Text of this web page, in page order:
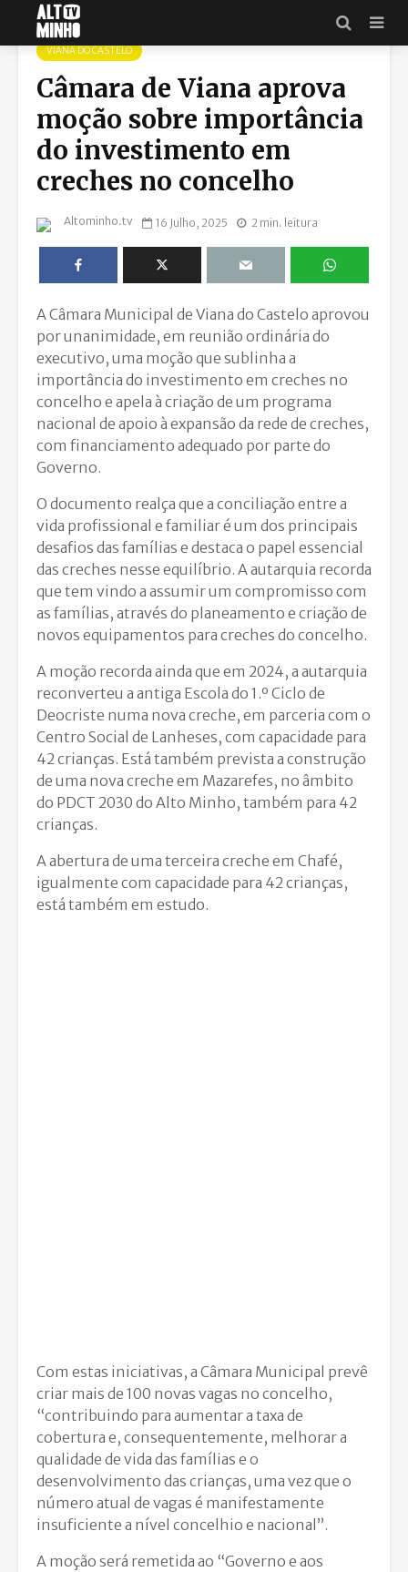
VIANA DO CASTELO
Câmara de Viana aprova
moção sobre importância
do investimento em
creches no concelho
Altominho.tv 16 Julho, 2025 2 min. leitura
A Câmara Municipal de Viana do Castelo aprovou
por unanimidade, em reunião ordinária do
executivo, uma moção que sublinha a
importância do investimento em creches no
concelho e apela à criação de um programa
nacional de apoio à expansão da rede de creches,
com financiamento adequado por parte do
Governo.
O documento realça que a conciliação entre a
vida profissional e familiar é um dos principais
desafios das famílias e destaca o papel essencial
das creches nesse equilíbrio. A autarquia recorda
que tem vindo a assumir um compromisso com
as famílias, através do planeamento e criação de
novos equipamentos para creches do concelho.
A moção recorda ainda que em 2024, a autarquia
reconverteu a antiga Escola do 1.º Ciclo de
Deocriste numa nova creche, em parceria com o
Centro Social de Lanheses, com capacidade para
42 crianças. Está também prevista a construção
de uma nova creche em Mazarefes, no âmbito
do PDCT 2030 do Alto Minho, também para 42
crianças.
A abertura de uma terceira creche em Chafé,
igualmente com capacidade para 42 crianças,
está também em estudo.
Com estas iniciativas, a Câmara Municipal prevê
criar mais de 100 novas vagas no concelho,
“contribuindo para aumentar a taxa de
cobertura e, consequentemente, melhorar a
qualidade de vida das famílias e o
desenvolvimento das crianças, uma vez que o
número atual de vagas é manifestamente
insuficiente a nível concelhio e nacional”.
A moção será remetida ao “Governo e aos